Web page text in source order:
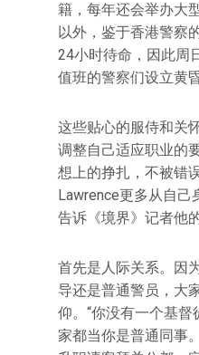
籍，每年还会举办大
以外，鉴于香港警察
24小时待命，因此周
值班的警察们设立黄
这些贴心的服侍和关
调整自己适应职业的
想上的挣扎，不被错
Lawrence更多从自己
告诉《境界》记者他
首先是人际关系。因
导还是普通警员，大
仰。“你没有一个基
家都当你是普通同事